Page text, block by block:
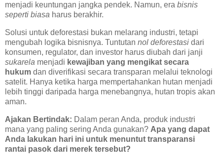
menjadi keuntungan jangka pendek. Namun, era bisnis
seperti biasa harus berakhir.
Solusi untuk deforestasi bukan melarang industri, tetapi
mengubah logika bisnisnya. Tuntutan nol deforestasi dari
konsumen, regulator, dan investor harus diubah dari janji
sukarela menjadi kewajiban yang mengikat secara
hukum dan diverifikasi secara transparan melalui teknologi
satelit. Hanya ketika harga mempertahankan hutan menjadi
lebih tinggi daripada harga menebangnya, hutan tropis akan
aman.
Ajakan Bertindak: Dalam peran Anda, produk industri
mana yang paling sering Anda gunakan? Apa yang dapat
Anda lakukan hari ini untuk menuntut transparansi
rantai pasok dari merek tersebut?